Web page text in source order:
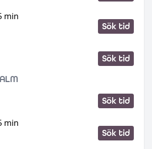
min
Sök tid
Sök tid
Sök tid
min
Sök tid